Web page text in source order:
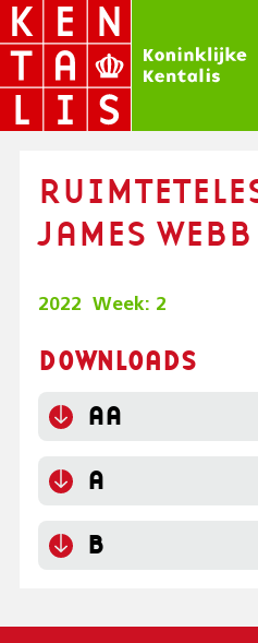
Overslaan
en
de
inhoud
JAMES WEBB
2022 Week: 2
DOWNLOADS
AA
A
B